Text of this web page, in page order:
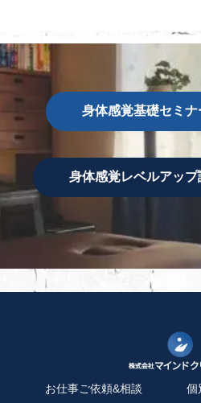
身体感覚基礎セミナ
身体感覚レベルアップ
お仕事ご依頼&相談
個